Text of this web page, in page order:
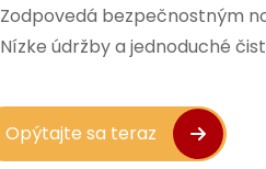
Zodpovedá bezpečnostným
Nízke údržby a jednoduché
Opýtajte sa teraz